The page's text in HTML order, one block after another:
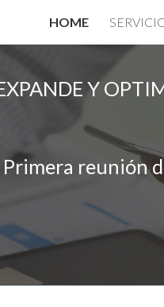
HOME
Y
Primera reunión